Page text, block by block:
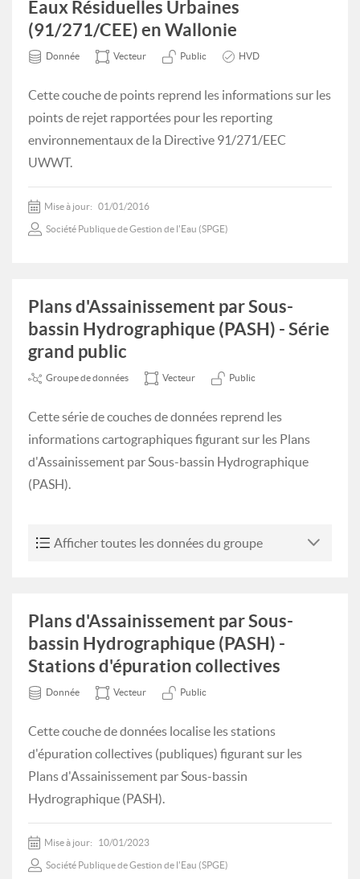
Eaux Résiduelles Urbaines
(91/271/CEE) en Wallonie
Donnée Vecteur Public HVD
Cette couche de points reprend les informations sur les
points de rejet rapportées pour les reporting
environnementaux de la Directive 91/271/EEC
UWWT.
Mise à jour: 01/01/2016
Société Publique de Gestion de l'Eau (SPGE)
Plans d'Assainissement par Sous-
bassin Hydrographique (PASH) - Série
grand public
Groupe de données Vecteur Public
Cette série de couches de données reprend les
informations cartographiques figurant sur les Plans
d'Assainissement par Sous-bassin Hydrographique
(PASH).
Afficher toutes les données du groupe
Plans d'Assainissement par Sous-
bassin Hydrographique (PASH) -
Stations d'épuration collectives
Donnée Vecteur Public
Cette couche de données localise les stations
d'épuration collectives (publiques) figurant sur les
Plans d'Assainissement par Sous-bassin
Hydrographique (PASH).
Mise à jour: 10/01/2023
Société Publique de Gestion de l'Eau (SPGE)